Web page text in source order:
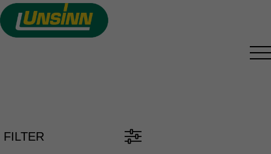
Direkt
zum
Inhalt
FILTER